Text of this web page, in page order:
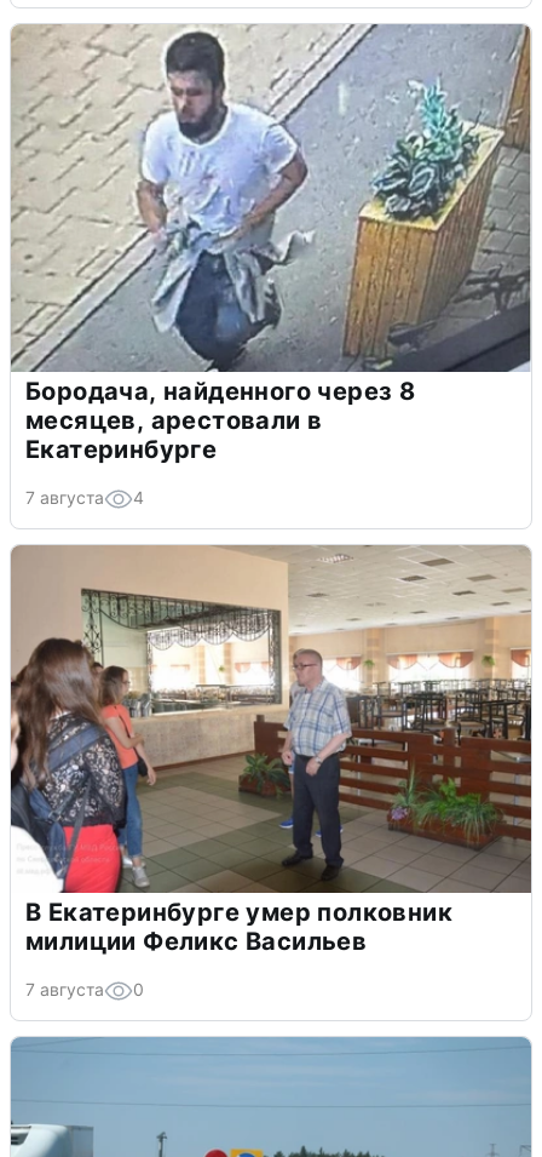
Бородача, найденного через 8
месяцев, арестовали в
Екатеринбурге
7 августа 4
В Екатеринбурге умер полковник
милиции Феликс Васильев
7 августа 0